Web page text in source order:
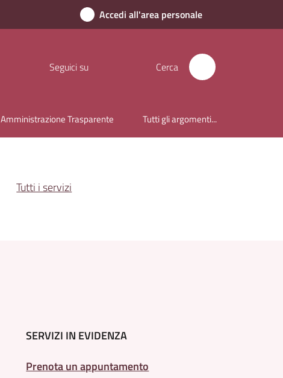
Accedi all'area personale
Seguici su Cerca
Amministrazione Trasparente Tutti gli argomenti...
Tutti i servizi
SERVIZI IN EVIDENZA
Prenota un appuntamento